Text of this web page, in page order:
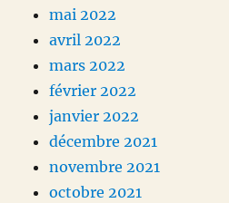
mai 2022
avril 2022
mars 2022
février 2022
janvier 2022
décembre 2021
novembre 2021
octobre 2021